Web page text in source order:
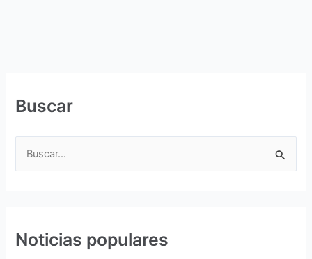
Buscar
a
Noticias populares